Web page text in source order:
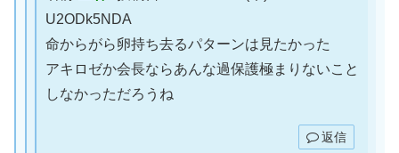
U2ODk5NDA
命からがら卵持ち去るパターンは見たかった
アキロゼか会長ならあんな過保護極まりないこと
しなかっただろうね
返信